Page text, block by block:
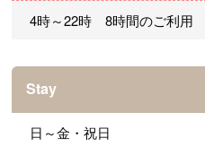
4時～22時 8時間のご利用
Stay
日～金・祝日